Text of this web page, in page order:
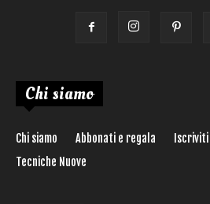
Chi siamo
Chi siamo Abbonati e regala
Tecniche Nuove